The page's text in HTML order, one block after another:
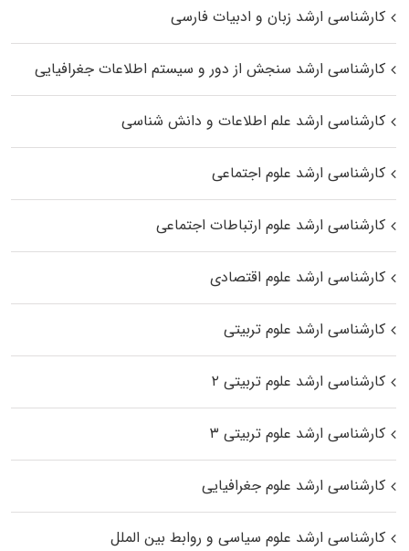
کارشناسی ارشد زبان و ادبیات فارسی
کارشناسی ارشد سنجش از دور و سیستم اطلاعات جغرافیایی
کارشناسی ارشد علم اطلاعات و دانش شناسی
کارشناسی ارشد علوم اجتماعی
کارشناسی ارشد علوم ارتباطات اجتماعی
کارشناسی ارشد علوم اقتصادی
کارشناسی ارشد علوم تربیتی
کارشناسی ارشد علوم تربیتی ۲
کارشناسی ارشد علوم تربیتی ۳
کارشناسی ارشد علوم جغرافیایی
کارشناسی ارشد علوم سیاسی و روابط بین الملل